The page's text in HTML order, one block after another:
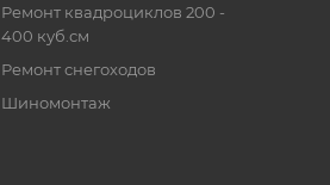
Ремонт квадроциклов 200 -
400 куб.см
Ремонт снегоходов
Шиномонтаж